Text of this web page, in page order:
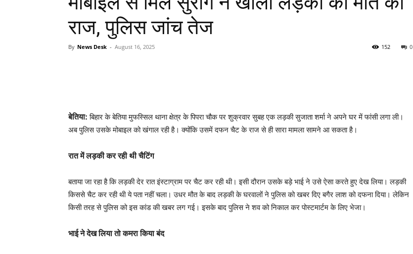
राज, पुलिस जांच तेज
By News Desk - August 16, 2025 0
152
बेतिया: बिहार के बेतिया मुफस्सिल थाना क्षेत्र के पिपरा चौक पर शुक्रवार सुबह एक लड़की सुजाता शर्मा ने अपने घर में फांसी लगा ली।
अब पुलिस उसके मोबाइल को खंगाल रही है। क्योंकि उसमें दफन चैट के राज से ही सारा मामला सामने आ सकता है।
रात में लड़की कर रही थी चैटिंग
बताया जा रहा है कि लड़की देर रात इंस्टाग्राम पर चैट कर रही थी। इसी दौरान उसके बड़े भाई ने उसे ऐसा करते हुए देख लिया। लड़की
किससे चैट कर रही थी ये पता नहीं चला। उधर मौत के बाद लड़की के घरवालों ने पुलिस को खबर दिए बगैर लाश को दफना दिया। लेकिन
किसी तरह से पुलिस को इस कांड की खबर लग गई। इसके बाद पुलिस ने शव को निकाल कर पोस्टमार्टम के लिए भेजा।
भाई ने देख लिया तो कमरा किया बंद